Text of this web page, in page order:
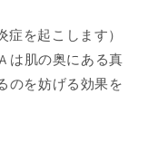
症を起こします）
は肌の奥にある真
のを妨げる効果を